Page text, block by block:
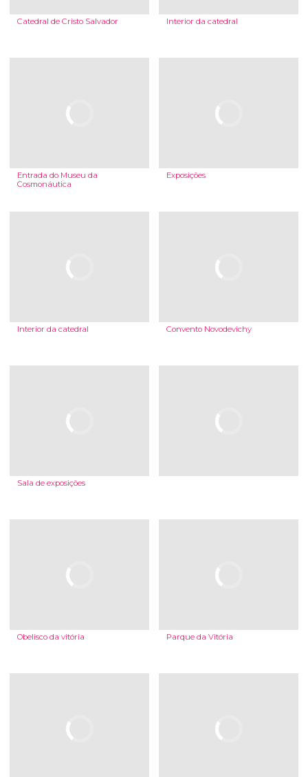
Catedral de Cristo Salvador Interior da catedral
Entrada do Museu da
Cosmonáutica
Exposições
Interior da catedral Convento Novodevichy
Sala de exposições
Obelisco da vitória Parque da Vitória